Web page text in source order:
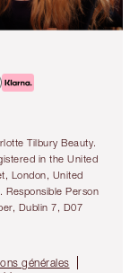
Tilbury Beauty.
in the United
London, United
Responsible Person
Dublin 7, D07
générales